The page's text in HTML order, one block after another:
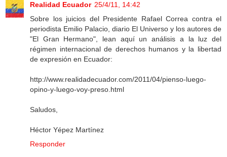
Realidad Ecuador 25/4/11, 14:42
Sobre los juicios del Presidente Rafael Correa contra el
periodista Emilio Palacio, diario El Universo y los autores de
"El Gran Hermano", lean aquí un análisis a la luz del
régimen internacional de derechos humanos y la libertad
de expresión en Ecuador:
http://www.realidadecuador.com/2011/04/pienso-luego-
opino-y-luego-voy-preso.html
Saludos,
Héctor Yépez Martínez
Responder